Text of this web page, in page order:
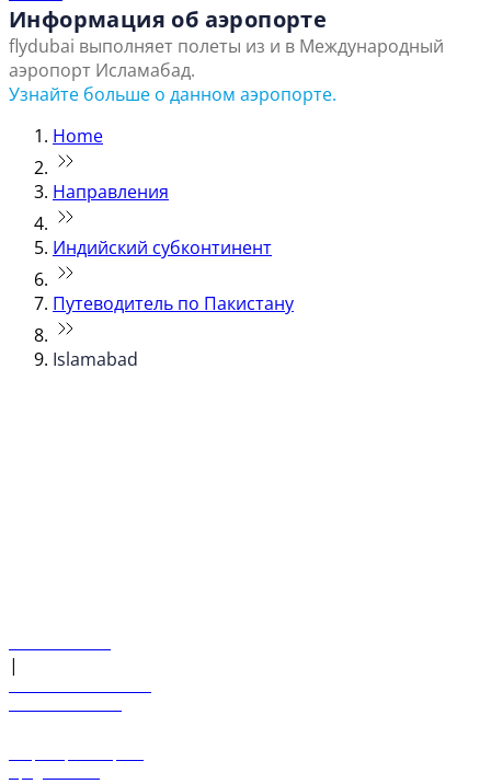
Информация об аэропорте
flydubai выполняет полеты из и в Международный
аэропорт Исламабад.
Узнайте больше о данном аэропорте.
Home
Направления
Индийский субконтинент
Путеводитель по Пакистану
Islamabad
|